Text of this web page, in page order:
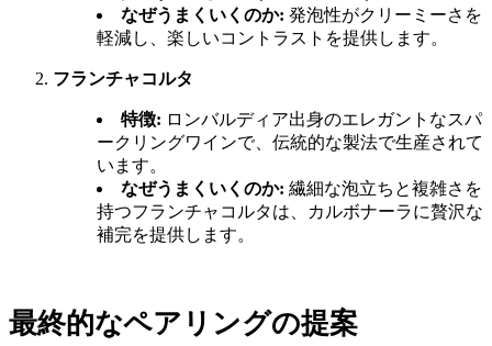
なぜうまくいくのか: 発泡性がクリーミーさを
軽減し、楽しいコントラストを提供します。
フランチャコルタ
特徴: ロンバルディア出身のエレガントなスパ
ークリングワインで、伝統的な製法で生産されて
います。
なぜうまくいくのか: 繊細な泡立ちと複雑さを
持つフランチャコルタは、カルボナーラに贅沢な
補完を提供します。
最終的なペアリングの提案